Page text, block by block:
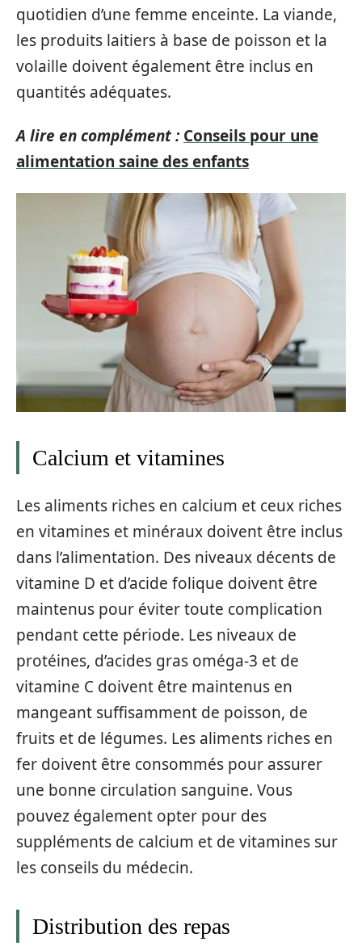
quotidien d’une femme enceinte. La viande,
les produits laitiers à base de poisson et la
volaille doivent également être inclus en
quantités adéquates.
A lire en complément : Conseils pour une
alimentation saine des enfants
Calcium et vitamines
Les aliments riches en calcium et ceux riches
en vitamines et minéraux doivent être inclus
dans l’alimentation. Des niveaux décents de
vitamine D et d’acide folique doivent être
maintenus pour éviter toute complication
pendant cette période. Les niveaux de
protéines, d’acides gras oméga-3 et de
vitamine C doivent être maintenus en
mangeant suffisamment de poisson, de
fruits et de légumes. Les aliments riches en
fer doivent être consommés pour assurer
une bonne circulation sanguine. Vous
pouvez également opter pour des
suppléments de calcium et de vitamines sur
les conseils du médecin.
Distribution des repas